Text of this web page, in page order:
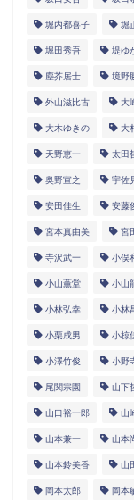
堀内都喜子 堀
堀田秀吾 堤ゆ
塵芥居士 境野
外山滋比古 大
大木ゆきの 大
天野恵一 太田
奥野宣之 宇佐
安田佳生 安藤
宮本真由美 宮
寺沢武一 小俣
小山薫堂 小山
小林弘幸 小林
小栗成男 小椋
小澤竹俊 小野
尾関宗園 山下
山口裕一郎 山
山本兼一 山本
山本鈴美香 山
岡本太郎 岡本